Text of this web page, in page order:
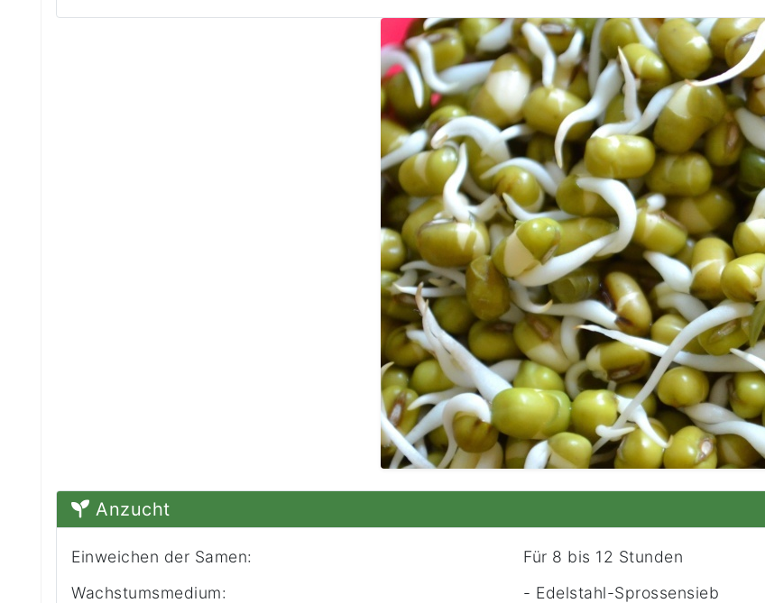
Anzucht
Einweichen der Samen:
Für 8 bis 12 Stunden
Wachstumsmedium:
- Edelstahl-Sprossensieb